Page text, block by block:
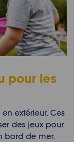
pour les
extérieur. Ces
des jeux pour
bord de mer.